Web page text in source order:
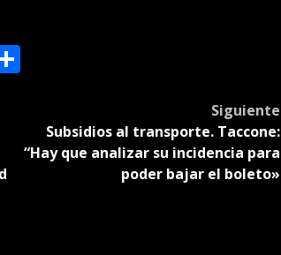
Compartir
Siguiente
Subsidios al transporte. Taccone:
“Hay que analizar su incidencia para
poder bajar el boleto»